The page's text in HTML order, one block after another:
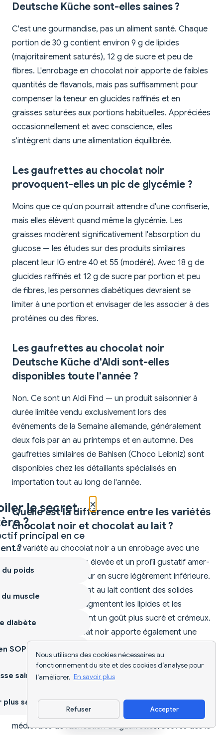
Nous utilisons des cookies nécessaires au
fonctionnement du site et des cookies d’analyse pour
l’améliorer. En savoir plus
Refuser Accepter
Deutsche Küche sont-elles saines ?
C'est une gourmandise, pas un aliment santé. Chaque
portion de 30 g contient environ 9 g de lipides
(majoritairement saturés), 12 g de sucre et peu de
fibres. L'enrobage en chocolat noir apporte de faibles
quantités de flavanols, mais pas suffisamment pour
compenser la teneur en glucides raffinés et en
graisses saturées aux portions habituelles. Appréciées
occasionnellement et avec conscience, elles
s'intègrent dans une alimentation équilibrée.
Les gaufrettes au chocolat noir
provoquent-elles un pic de glycémie ?
Moins que ce qu'on pourrait attendre d'une confiserie,
mais elles élèvent quand même la glycémie. Les
graisses modèrent significativement l'absorption du
glucose — les études sur des produits similaires
placent leur IG entre 40 et 55 (modéré). Avec 18 g de
glucides raffinés et 12 g de sucre par portion et peu
de fibres, les personnes diabétiques devraient se
limiter à une portion et envisager de les associer à des
protéines ou des fibres.
Les gaufrettes au chocolat noir
Deutsche Küche d'Aldi sont-elles
disponibles toute l'année ?
Non. Ce sont un Aldi Find — un produit saisonnier à
durée limitée vendu exclusivement lors des
événements de la Semaine allemande, généralement
deux fois par an au printemps et en automne. Des
gaufrettes similaires de Bahlsen (Choco Leibniz) sont
disponibles chez les détaillants spécialisés en
importation tout au long de l'année.
Quelle est la différence entre les variétés
chocolat noir et chocolat au lait ?
La variété au chocolat noir a un enrobage avec une
teneur en cacao plus élevée et un profil gustatif amer-
sucré, avec une teneur en sucre légèrement inférieure.
La version au chocolat au lait contient des solides
laitiers ajoutés qui augmentent les lipides et les
calories tout en offrant un goût plus sucré et crémeux.
La variété au chocolat noir apporte également une
petite quantité supplémentaire de fibres.
Quelle est l'origine des biscuits gaufrés
Ces biscuits trouvent leurs racines dans les guildes
médiévales de fabrication de gaufrettes, actives dès le
Télécharger l'appli
×
le secret
?
principal en ce
?
poids
muscle
diabète
SOPK
saine
sain